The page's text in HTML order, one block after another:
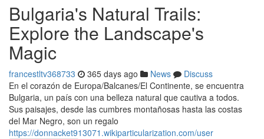
Bulgaria's Natural Trails:
Explore the Landscape's
Magic
francestltv368733 365 days ago News
Discuss
En el corazón de Europa/Balcanes/El Continente, se encuentra
Bulgaria, un país con una belleza natural que cautiva a todos.
Sus paisajes, desde las cumbres montañosas hasta las costas
del Mar Negro, son un regalo
https://donnacket913071.wikiparticularization.com/user